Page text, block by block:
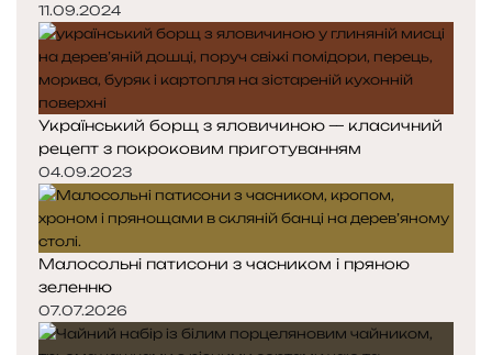
11.09.2024
Український борщ з яловичиною — класичний
рецепт з покроковим приготуванням
04.09.2023
Малосольні патисони з часником і пряною
зеленню
07.07.2026